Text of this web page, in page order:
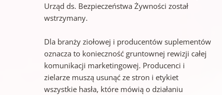
Urząd ds. Bezpieczeństwa Żywności został
wstrzymany.
Dla branży ziołowej i producentów suplementów
oznacza to konieczność gruntownej rewizji całej
komunikacji marketingowej. Producenci i
zielarze muszą usunąć ze stron i etykiet
wszystkie hasła, które mówią o działaniu